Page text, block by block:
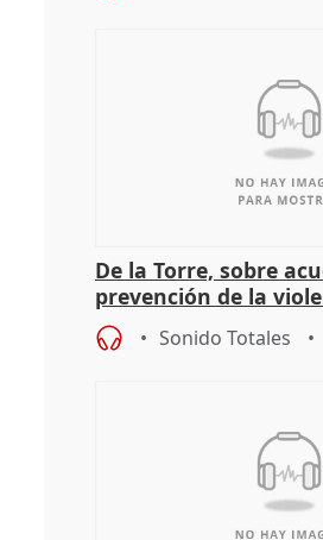
De la Torre, sobre
prevención de la
deporte base
Sonido Totales